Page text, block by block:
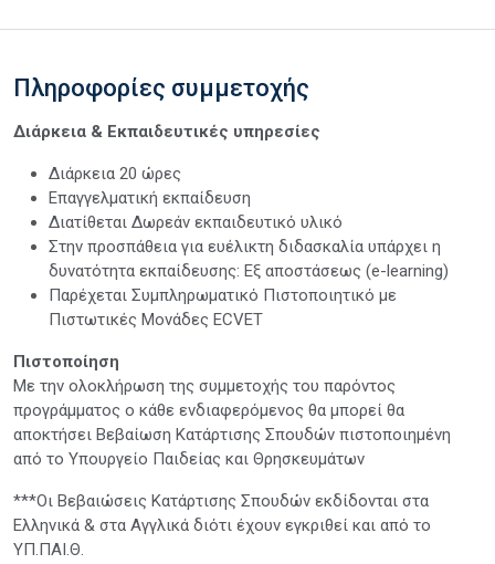
Πληροφορίες συμμετοχής
Διάρκεια & Εκπαιδευτικές υπηρεσίες
Διάρκεια 20 ώρες
Επαγγελματική εκπαίδευση
Διατίθεται Δωρεάν εκπαιδευτικό υλικό
Στην προσπάθεια για ευέλικτη διδασκαλία υπάρχει η
δυνατότητα εκπαίδευσης: Εξ αποστάσεως (e-learning)
Παρέχεται Συμπληρωματικό Πιστοποιητικό με
Πιστωτικές Μονάδες ECVET
Πιστοποίηση
Με την ολοκλήρωση της συμμετοχής του παρόντος
προγράμματος ο κάθε ενδιαφερόμενος θα μπορεί θα
αποκτήσει Βεβαίωση Κατάρτισης Σπουδών πιστοποιημένη
από το Υπουργείο Παιδείας και Θρησκευμάτων
***Οι Βεβαιώσεις Κατάρτισης Σπουδών εκδίδονται στα
Ελληνικά & στα Αγγλικά διότι έχουν εγκριθεί και από το
ΥΠ.ΠΑΙ.Θ.